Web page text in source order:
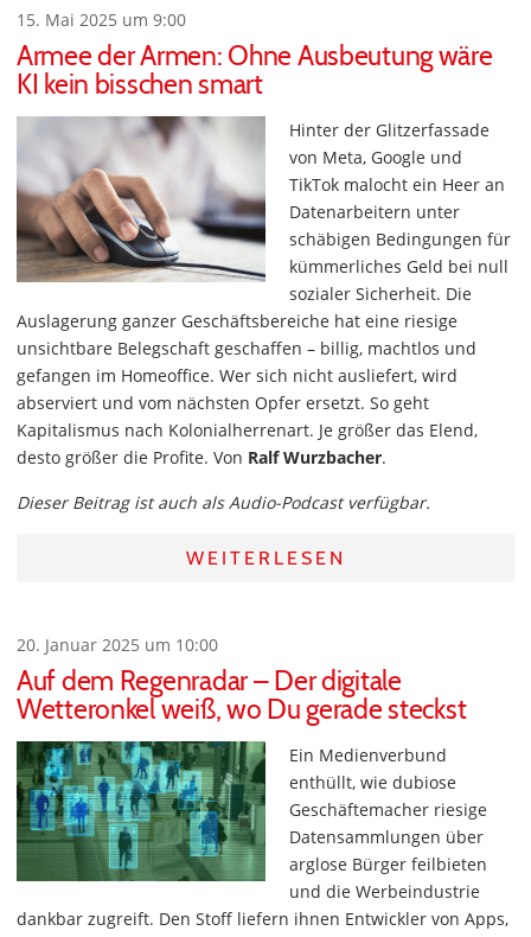
15. Mai 2025 um 9:00
Armee der Armen: Ohne Ausbeutung wäre
KI kein bisschen smart
Hinter der Glitzerfassade
von Meta, Google und
TikTok malocht ein Heer an
Datenarbeitern unter
schäbigen Bedingungen für
kümmerliches Geld bei null
sozialer Sicherheit. Die
Auslagerung ganzer Geschäftsbereiche hat eine riesige
unsichtbare Belegschaft geschaffen – billig, machtlos und
gefangen im Homeoffice. Wer sich nicht ausliefert, wird
abserviert und vom nächsten Opfer ersetzt. So geht
Kapitalismus nach Kolonialherrenart. Je größer das Elend,
desto größer die Profite. Von Ralf Wurzbacher.
Dieser Beitrag ist auch als Audio-Podcast verfügbar.
WEITERLESEN
20. Januar 2025 um 10:00
Auf dem Regenradar – Der digitale
Wetteronkel weiß, wo Du gerade steckst
Ein Medienverbund
enthüllt, wie dubiose
Geschäftemacher riesige
Datensammlungen über
arglose Bürger feilbieten
und die Werbeindustrie
dankbar zugreift. Den Stoff liefern ihnen Entwickler von Apps,